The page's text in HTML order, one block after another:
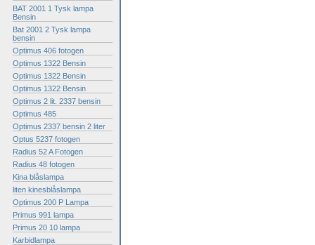
BAT 2001 1 Tysk lampa
Bensin
Bat 2001 2 Tysk lampa
bensin
Optimus 406 fotogen
Optimus 1322 Bensin
Optimus 1322 Bensin
Optimus 1322 Bensin
Optimus 2 lit. 2337 bensin
Optimus 485
Optimus 2337 bensin 2 liter
Optus 5237 fotogen
Radius 52 A Fotogen
Radius 48 fotogen
Kina blåslampa
liten kinesblåslampa
Optimus 200 P Lampa
Primus 991 lampa
Primus 20 10 lampa
Karbidlampa